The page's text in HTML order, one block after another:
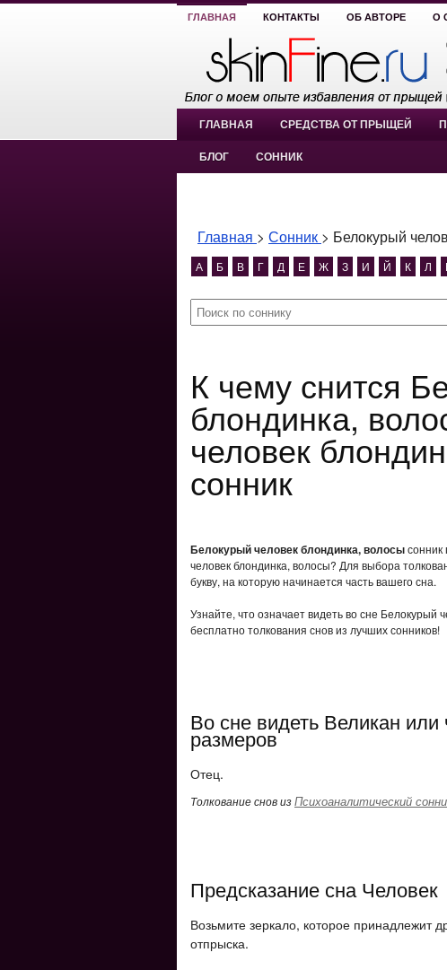
ГЛАВНАЯ КОНТАКТЫ ОБ АВТОРЕ О
ГЛАВНАЯ СРЕДСТВА ОТ ПРЫЩЕЙ
БЛОГ СОННИК
Главная > Сонник > Белокурый
А Б В Г Д Е Ж З И Й К Л
К чему снится Белокурый человек
блондинка,
человек
сонник
Белокурый человек блондинка, волосысонник
человек блондинка, волосы? Для выбора
букву, на которую начинается часть вашего сна.
Узнайте, что означает видеть во сне Белокурый
бесплатно толкования снов из лучших сонников!
Во сне видеть Великан
размеров
Отец.
Толкование снов изПсихоаналитический
Предсказание сна Человек
Возьмите зеркало, которое принадлежит
отпрыска.